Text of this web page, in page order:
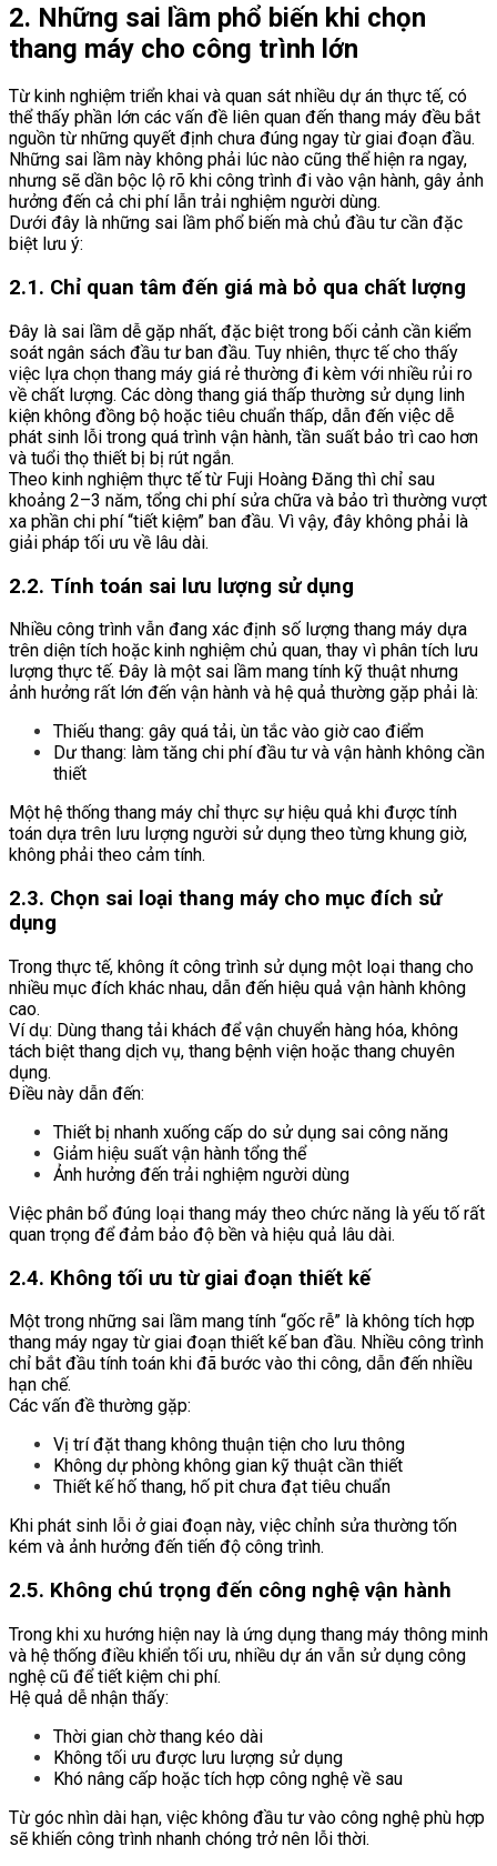
2. Những sai lầm phổ biến khi chọn
thang máy cho công trình lớn
Từ kinh nghiệm triển khai và quan sát nhiều dự án thực tế, có
thể thấy phần lớn các vấn đề liên quan đến thang máy đều bắt
nguồn từ những quyết định chưa đúng ngay từ giai đoạn đầu.
Những sai lầm này không phải lúc nào cũng thể hiện ra ngay,
nhưng sẽ dần bộc lộ rõ khi công trình đi vào vận hành, gây ảnh
hưởng đến cả chi phí lẫn trải nghiệm người dùng.
Dưới đây là những sai lầm phổ biến mà chủ đầu tư cần đặc
biệt lưu ý:
2.1. Chỉ quan tâm đến giá mà bỏ qua chất lượng
Đây là sai lầm dễ gặp nhất, đặc biệt trong bối cảnh cần kiểm
soát ngân sách đầu tư ban đầu. Tuy nhiên, thực tế cho thấy
việc lựa chọn thang máy giá rẻ thường đi kèm với nhiều rủi ro
về chất lượng. Các dòng thang giá thấp thường sử dụng linh
kiện không đồng bộ hoặc tiêu chuẩn thấp, dẫn đến việc dễ
phát sinh lỗi trong quá trình vận hành, tần suất bảo trì cao hơn
và tuổi thọ thiết bị bị rút ngắn.
Theo kinh nghiệm thực tế từ Fuji Hoàng Đăng thì chỉ sau
khoảng 2–3 năm, tổng chi phí sửa chữa và bảo trì thường vượt
xa phần chi phí “tiết kiệm” ban đầu. Vì vậy, đây không phải là
giải pháp tối ưu về lâu dài.
2.2. Tính toán sai lưu lượng sử dụng
Nhiều công trình vẫn đang xác định số lượng thang máy dựa
trên diện tích hoặc kinh nghiệm chủ quan, thay vì phân tích lưu
lượng thực tế. Đây là một sai lầm mang tính kỹ thuật nhưng
ảnh hưởng rất lớn đến vận hành và hệ quả thường gặp phải là:
Thiếu thang: gây quá tải, ùn tắc vào giờ cao điểm
Dư thang: làm tăng chi phí đầu tư và vận hành không cần
thiết
Một hệ thống thang máy chỉ thực sự hiệu quả khi được tính
toán dựa trên lưu lượng người sử dụng theo từng khung giờ,
không phải theo cảm tính.
2.3. Chọn sai loại thang máy cho mục đích sử
dụng
Trong thực tế, không ít công trình sử dụng một loại thang cho
nhiều mục đích khác nhau, dẫn đến hiệu quả vận hành không
cao.
Ví dụ: Dùng thang tải khách để vận chuyển hàng hóa, không
tách biệt thang dịch vụ, thang bệnh viện hoặc thang chuyên
dụng.
Điều này dẫn đến:
Thiết bị nhanh xuống cấp do sử dụng sai công năng
Giảm hiệu suất vận hành tổng thể
Ảnh hưởng đến trải nghiệm người dùng
Việc phân bổ đúng loại thang máy theo chức năng là yếu tố rất
quan trọng để đảm bảo độ bền và hiệu quả lâu dài.
2.4. Không tối ưu từ giai đoạn thiết kế
Một trong những sai lầm mang tính “gốc rễ” là không tích hợp
thang máy ngay từ giai đoạn thiết kế ban đầu. Nhiều công trình
chỉ bắt đầu tính toán khi đã bước vào thi công, dẫn đến nhiều
hạn chế.
Các vấn đề thường gặp:
Vị trí đặt thang không thuận tiện cho lưu thông
Không dự phòng không gian kỹ thuật cần thiết
Thiết kế hố thang, hố pit chưa đạt tiêu chuẩn
Khi phát sinh lỗi ở giai đoạn này, việc chỉnh sửa thường tốn
kém và ảnh hưởng đến tiến độ công trình.
2.5. Không chú trọng đến công nghệ vận hành
Trong khi xu hướng hiện nay là ứng dụng thang máy thông minh
và hệ thống điều khiển tối ưu, nhiều dự án vẫn sử dụng công
nghệ cũ để tiết kiệm chi phí.
Hệ quả dễ nhận thấy:
Thời gian chờ thang kéo dài
Không tối ưu được lưu lượng sử dụng
Khó nâng cấp hoặc tích hợp công nghệ về sau
Từ góc nhìn dài hạn, việc không đầu tư vào công nghệ phù hợp
sẽ khiến công trình nhanh chóng trở nên lỗi thời.